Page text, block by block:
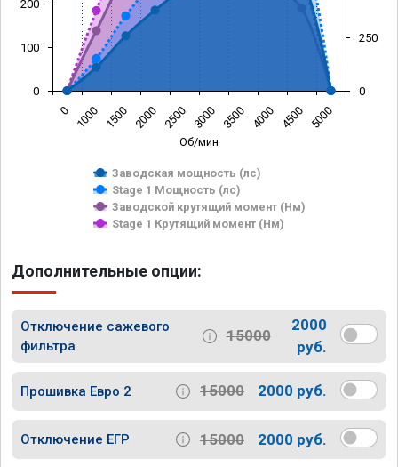
Об/мин
Заводская мощность (лс)
Stage 1 Мощность (лс)
Заводской крутящий момент (Нм)
Stage 1 Крутящий момент (Нм)
0 1000 1500 2000 2500 3000 3500 4000 4500 5000
0
100
200
0
250
Дополнительные опции:
Отключение сажевого
фильтра
15000
2000
руб.
Прошивка Евро 2 15000 2000 руб.
Отключение ЕГР 15000 2000 руб.